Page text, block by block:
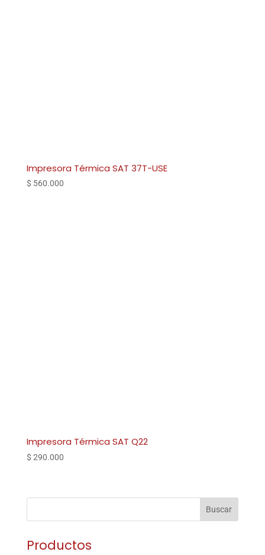
Impresora Térmica SAT 37T-USE
$ 560.000
Impresora Térmica SAT Q22
$ 290.000
Buscar
Productos